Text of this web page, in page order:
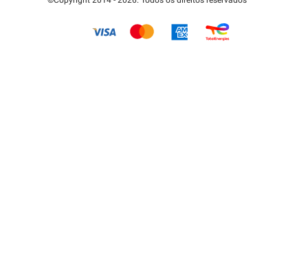
Como é que funciona?
Pagar o estacionamento FLOW